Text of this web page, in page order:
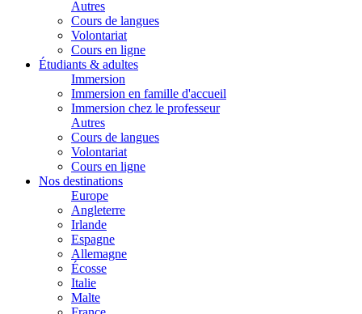
Autres
Cours de langues
Volontariat
Cours en ligne
Étudiants & adultes
Immersion
Immersion en famille d'accueil
Immersion chez le professeur
Autres
Cours de langues
Volontariat
Cours en ligne
Nos destinations
Europe
Angleterre
Irlande
Espagne
Allemagne
Écosse
Italie
Malte